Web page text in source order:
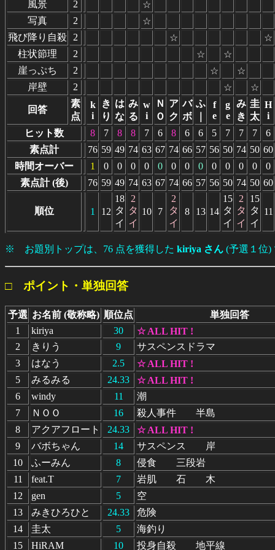
風景 2
☆
写真
2
☆
飛び降り自殺
2 ☆
☆
柱状節理
2 ☆
☆
崖っぷち
2 ☆
☆
岸壁
2 ☆ ☆
回答
素
点
k
i
き
り
は
な
み
る
w
i
Ｎ
Ｏ
ア
ク
バ
ボ
ふ
f
e
g
e
み
き
圭
太
H
i
ヒット数
8 7 8 8 7 6 8 6 6 5 7 7 7
6
素点計
76 59 49 74 63 67 74 66 57 56 50 74 50 60
時間オーバー
1 0 0 0 0 0 0 0 0 0 0 0 0
0
素点計 (後)
76 59 49 74 63 67 74 66 57 56 50 74 50 60
順位 1 12
18
タ
イ
2
タ
イ
10 7
2
タ
イ
8 13 14
15
タ
イ
2
タ
イ
15
タ
イ
11
※ お題別トップは、76 点を獲得した kiriya さん (予選１位)
□ ポイント・単独回答
予選 お名前 (敬称略) 順位点
単独回答
1
kiriya 30
☆ ALL HIT !
2
きりう 9
サスペンスドラマ
3
はなう 2.5
☆ ALL HIT !
5
みるみる 24.33
☆ ALL HIT !
6
windy 11
潮
7
ＮＯＯ 16
殺人事件 半島
8
アクアフロート 24.33
☆ ALL HIT !
9
バボちゃん 14
サスペンス 岸
10
ふーみん 8
侵食 三段岩
11
feat.T 7
岩肌 石 木
12
gen 5
空
13
みきひろひと 24.33
危険
14
圭太 5
海釣り
15
HiRAM 10 投身自殺 地平線